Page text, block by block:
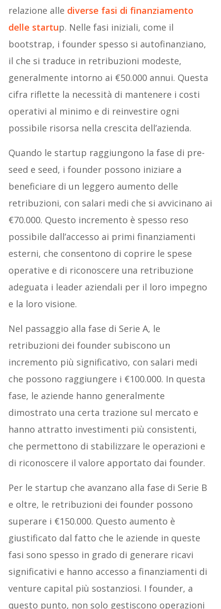
relazione alle diverse fasi di finanziamento
delle startup. Nelle fasi iniziali, come il
bootstrap, i founder spesso si autofinanziano,
il che si traduce in retribuzioni modeste,
generalmente intorno ai €50.000 annui. Questa
cifra riflette la necessità di mantenere i costi
operativi al minimo e di reinvestire ogni
possibile risorsa nella crescita dell’azienda.
Quando le startup raggiungono la fase di pre-
seed e seed, i founder possono iniziare a
beneficiare di un leggero aumento delle
retribuzioni, con salari medi che si avvicinano ai
€70.000. Questo incremento è spesso reso
possibile dall’accesso ai primi finanziamenti
esterni, che consentono di coprire le spese
operative e di riconoscere una retribuzione
adeguata i leader aziendali per il loro impegno
e la loro visione.
Nel passaggio alla fase di Serie A, le
retribuzioni dei founder subiscono un
incremento più significativo, con salari medi
che possono raggiungere i €100.000. In questa
fase, le aziende hanno generalmente
dimostrato una certa trazione sul mercato e
hanno attratto investimenti più consistenti,
che permettono di stabilizzare le operazioni e
di riconoscere il valore apportato dai founder.
Per le startup che avanzano alla fase di Serie B
e oltre, le retribuzioni dei founder possono
superare i €150.000. Questo aumento è
giustificato dal fatto che le aziende in queste
fasi sono spesso in grado di generare ricavi
significativi e hanno accesso a finanziamenti di
venture capital più sostanziosi. I founder, a
questo punto, non solo gestiscono operazioni